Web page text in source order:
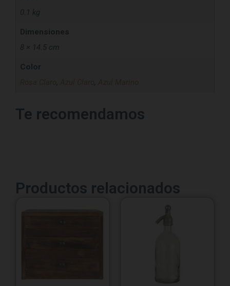
Dimensiones
8 × 14.5 cm
Te recomendamos
Productos relacionados